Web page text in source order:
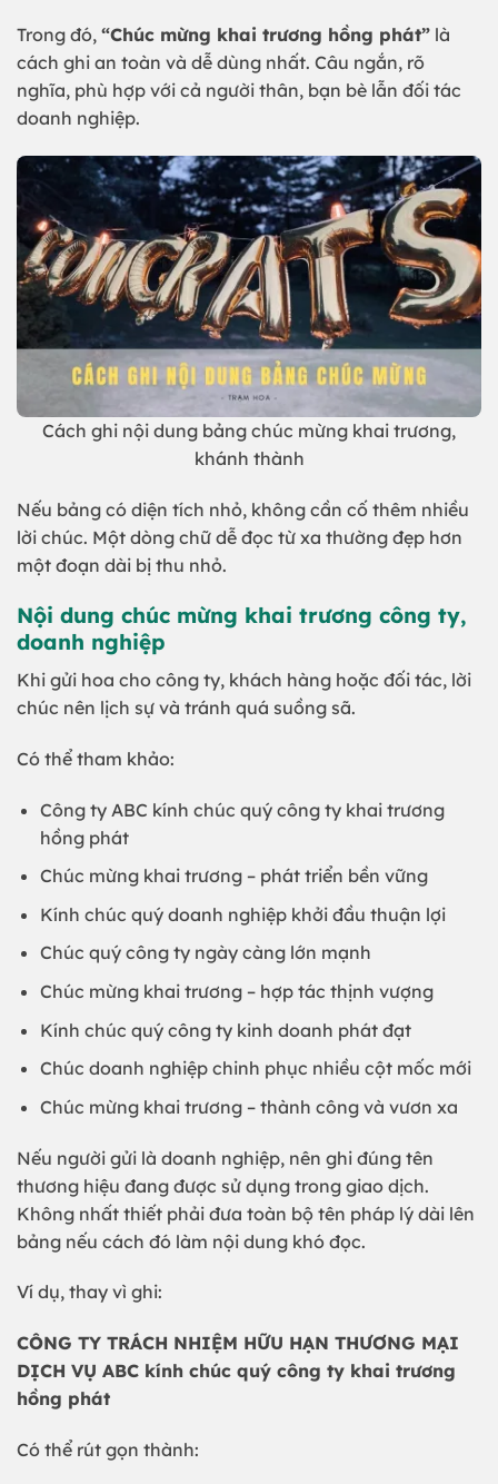
Trong đó, “Chúc mừng khai trương hồng phát” là
cách ghi an toàn và dễ dùng nhất. Câu ngắn, rõ
nghĩa, phù hợp với cả người thân, bạn bè lẫn đối tác
doanh nghiệp.
Cách ghi nội dung bảng chúc mừng khai trương,
khánh thành
Nếu bảng có diện tích nhỏ, không cần cố thêm nhiều
lời chúc. Một dòng chữ dễ đọc từ xa thường đẹp hơn
một đoạn dài bị thu nhỏ.
Nội dung chúc mừng khai trương công ty,
doanh nghiệp
Khi gửi hoa cho công ty, khách hàng hoặc đối tác, lời
chúc nên lịch sự và tránh quá suồng sã.
Có thể tham khảo:
Công ty ABC kính chúc quý công ty khai trương
hồng phát
Chúc mừng khai trương – phát triển bền vững
Kính chúc quý doanh nghiệp khởi đầu thuận lợi
Chúc quý công ty ngày càng lớn mạnh
Chúc mừng khai trương – hợp tác thịnh vượng
Kính chúc quý công ty kinh doanh phát đạt
Chúc doanh nghiệp chinh phục nhiều cột mốc mới
Chúc mừng khai trương – thành công và vươn xa
Nếu người gửi là doanh nghiệp, nên ghi đúng tên
thương hiệu đang được sử dụng trong giao dịch.
Không nhất thiết phải đưa toàn bộ tên pháp lý dài lên
bảng nếu cách đó làm nội dung khó đọc.
Ví dụ, thay vì ghi:
CÔNG TY TRÁCH NHIỆM HỮU HẠN THƯƠNG MẠI
DỊCH VỤ ABC kính chúc quý công ty khai trương
hồng phát
Có thể rút gọn thành: